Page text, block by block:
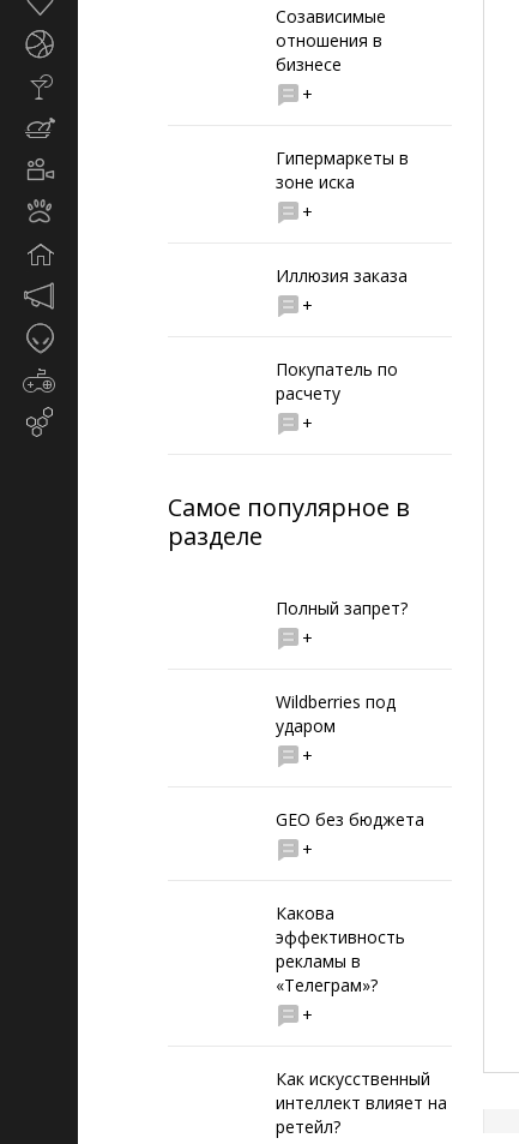
Созависимые
отношения в
бизнесе
+
Гипермаркеты в
зоне иска
+
Иллюзия заказа
+
Покупатель по
расчету
+
Самое популярное в
разделе
Полный запрет?
+
Wildberries под
ударом
+
GEO без бюджета
+
Какова
эффективность
рекламы в
«Телеграм»?
+
Как искусственный
интеллект влияет на
ретейл?